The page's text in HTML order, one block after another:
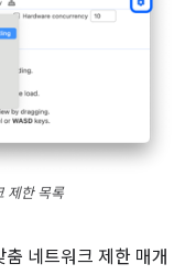
제한 목록
네트워크 제한 매개